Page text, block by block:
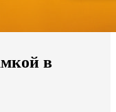
в